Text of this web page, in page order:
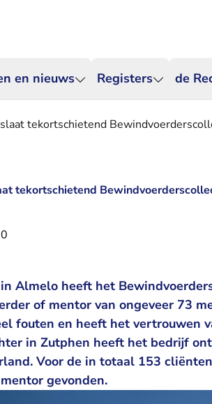
en nieuws Registers de
tekortschietend
tekortschietend
Almelo heeft het
of mentor van ongeveer 73
fouten en heeft het vertrouwen
in Zutphen heeft het bedrijf
Voor de in totaal 153
gevonden.